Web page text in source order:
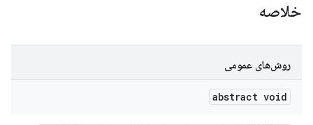
خلاصه
روش‌های عمومی
abstract void